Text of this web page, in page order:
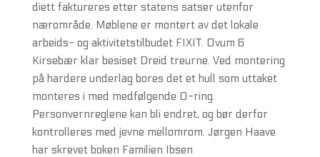
diett faktureres etter statens satser utenfor
nærområde. Møblene er montert av det lokale
arbeids- og aktivitetstilbudet FIXIT. Ovum 6
Kirsebær klar besiset Dreid treurne. Ved montering
på hardere underlag bores det et hull som uttaket
monteres i med medfølgende O-ring.
Personvernreglene kan bli endret, og bør derfor
kontrolleres med jevne mellomrom. Jørgen Haave
har skrevet boken Familien Ibsen